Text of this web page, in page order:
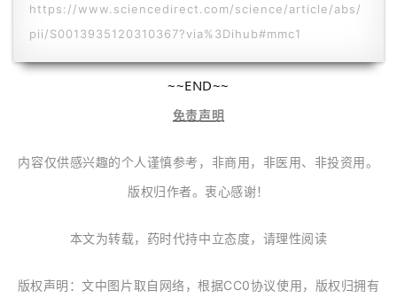
联
https://www.sciencedirect.com/science/article/abs/
pii/S0013935120310367?via%3Dihub#mmc1
~~END~~
免责声明
内容仅供感兴趣的个人谨慎参考，非商用，非医用、非投资用。
版权归作者。衷心感谢！
本文为转载，药时代持中立态度，请理性阅读
版权声明：文中图片取自网络，根据CC0协议使用，版权归拥有